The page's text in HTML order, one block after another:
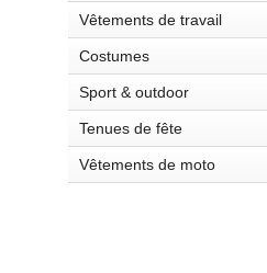
Vêtements de travail
Costumes
Sport & outdoor
Tenues de fête
Vêtements de moto
Ajouter au panier